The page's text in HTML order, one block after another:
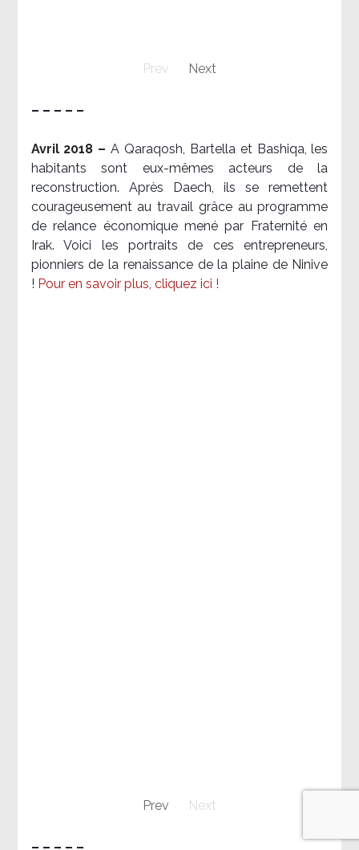
Prev Next
– – – – –
Avril 2018 –A Qaraqosh, Bartella et Bashiqa, les
habitants sont eux-mêmes acteurs de la
reconstruction. Après Daech, ils se remettent
courageusement au travail grâce au programme
de relance économique mené par Fraternité en
Irak. Voici les portraits de ces entrepreneurs,
pionniers de la renaissance de la plaine de Ninive
! Pour en savoir plus, cliquez ici !
Prev Next